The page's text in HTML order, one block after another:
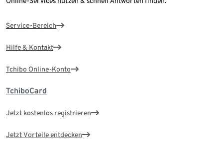
Service-Bereich
Hilfe & Kontakt
Tchibo Online-Konto
TchiboCard
Jetzt kostenlos registrieren
Jetzt Vorteile entdecken